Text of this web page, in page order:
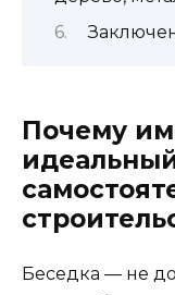
Почему
Беседка — не